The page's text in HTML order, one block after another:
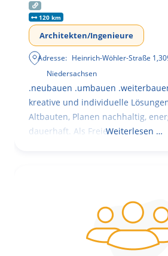
120 km
Architekten/Ingenieure
Adresse: Heinrich-Wöhler-Straße 1,
Niedersachsen
.neubauen .umbauen
kreative und individuelle
Altbauten, Planen nachhaltig,
dauerhaft. Als FreieWeiterlesen …